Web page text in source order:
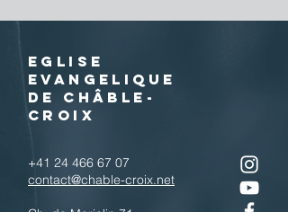
EGLISE
EVANGELIQUE
DE CHÂBLE-
CROIX
+41 24 466 67 07
contact@chable-croix.net